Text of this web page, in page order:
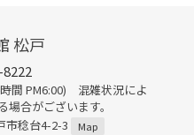
松戸
間 PM6:00) 混雑状況によ
合がございます。
市稔台4-2-3
Map